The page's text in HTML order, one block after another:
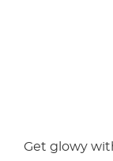
Get glowy